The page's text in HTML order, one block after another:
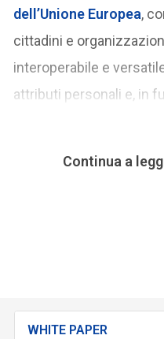
dell’Unione Europea,
cittadini e
interoperabile e
attributi personali e, in
Continua a
WHITE PAPER